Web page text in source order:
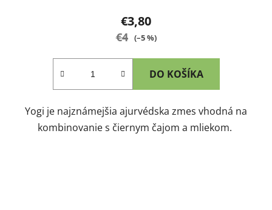
€3,80
€4 (–5 %)
DO KOŠÍKA
Yogi je najznámejšia ajurvédska zmes vhodná na
kombinovanie s čiernym čajom a mliekom.